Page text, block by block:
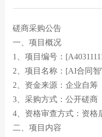
贵酒(金/红)系列
贵酒品系列
贵酒贵阳大曲系列
贵酒黔春酒系列
文创产品
星贵系列
厂区旅游
中标公告
经营者信息
人才理念
社会招聘
校园招聘
磋商采购公告
一、项目概况
1、项目编号：
2、项目名称：[AI合同
2、资金来源：企业自筹
3、采购方式：公开磋商
4、资格审查方式：资格
二、项目内容